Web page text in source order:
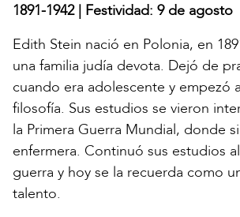
1891-1942 | Festividad: 9 de agosto
Edith Stein nació en Polonia, en
una familia judía devota. Dejó de
cuando era adolescente y empezó
filosofía. Sus estudios se vieron
la Primera Guerra Mundial, donde
enfermera. Continuó sus estudios
guerra y hoy se la recuerda como
talento.